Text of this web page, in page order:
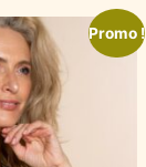
Promo !